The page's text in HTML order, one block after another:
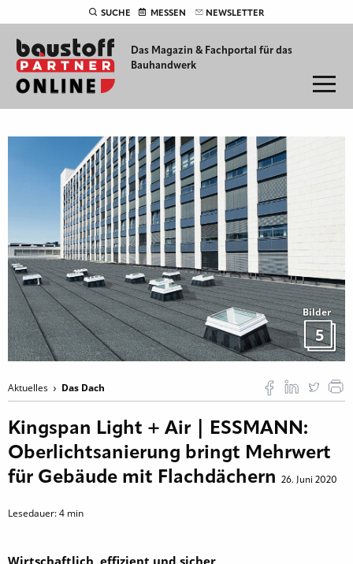
SUCHE MESSEN NEWSLETTER
Das Magazin & Fachportal für das
Bauhandwerk
Bilder
5
Aktuelles Das Dach
Kingspan Light + Air | ESSMANN:
Oberlichtsanierung bringt Mehrwert
für Gebäude mit Flachdächern
26. Juni 2020
Lesedauer:4 min